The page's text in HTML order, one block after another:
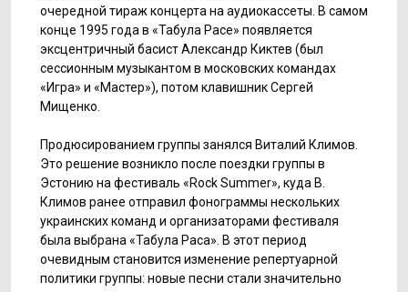
очередной тираж концерта на аудиокассеты. В самом
конце 1995 года в «Табула Расе» появляется
эксцентричный басист Александр Киктев (был
сессионным музыкантом в московских командах
«Игра» и «Мастер»), потом клавишник Сергей
Мищенко.
Продюсированием группы занялся Виталий Климов.
Это решение возникло после поездки группы в
Эстонию на фестиваль «Rock Summer», куда В.
Климов ранее отправил фонограммы нескольких
украинских команд и организаторами фестиваля
была выбрана «Табула Раса». В этот период
очевидным становится изменение репертуарной
политики группы: новые песни стали значительно